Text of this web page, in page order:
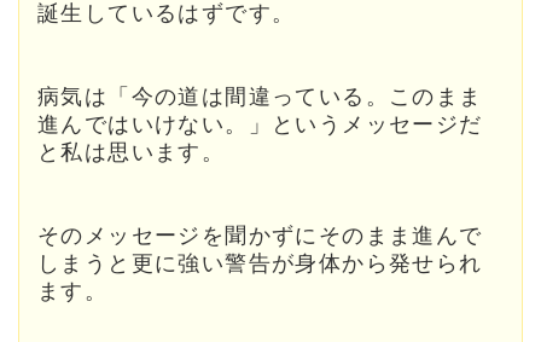
誕生しているはずです。
病気は「今の道は間違っている。このまま
進んではいけない。」というメッセージだ
と私は思います。
そのメッセージを聞かずにそのまま進んで
しまうと更に強い警告が身体から発せられ
ます。